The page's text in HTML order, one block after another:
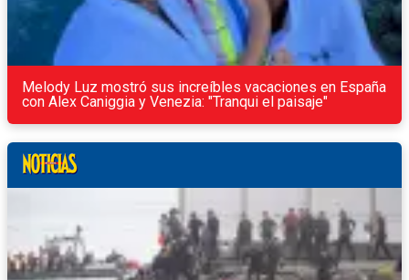
Melody Luz mostró sus increíbles vacaciones en España
con Alex Caniggia y Venezia: "Tranqui el paisaje"